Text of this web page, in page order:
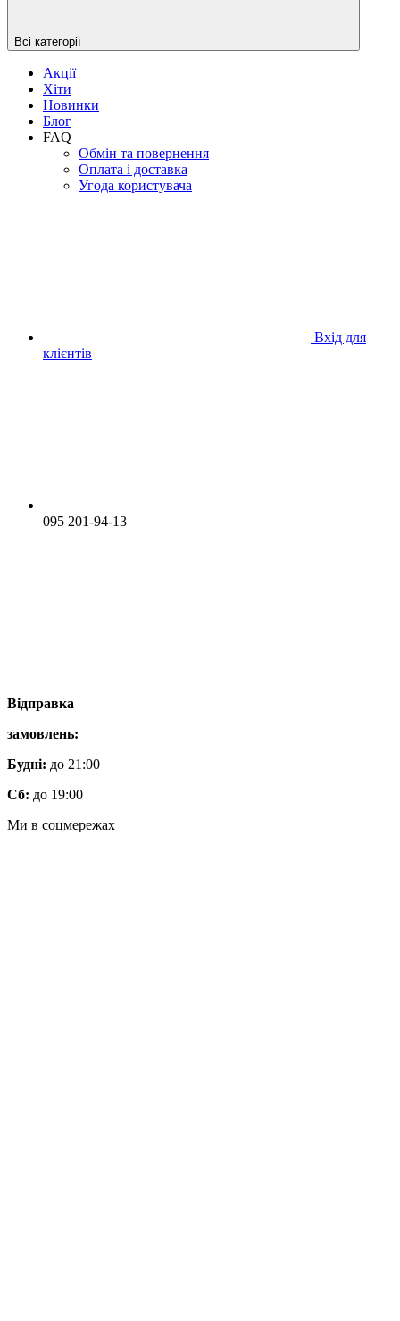
Всі категорії
Акції
Хіти
Новинки
Блог
FAQ
Обмін та повернення
Оплата і доставка
Угода користувача
Вхід для
клієнтів
095 201-94-13
Відправка
замовлень:
Будні: до 21:00
Сб: до 19:00
Ми в соцмережах